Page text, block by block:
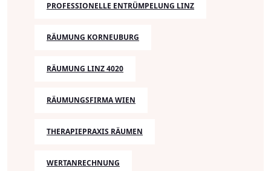
PROFESSIONELLE ENTRÜMPELUNG LINZ
RÄUMUNG KORNEUBURG
RÄUMUNG LINZ 4020
RÄUMUNGSFIRMA WIEN
THERAPIEPRAXIS RÄUMEN
WERTANRECHNUNG